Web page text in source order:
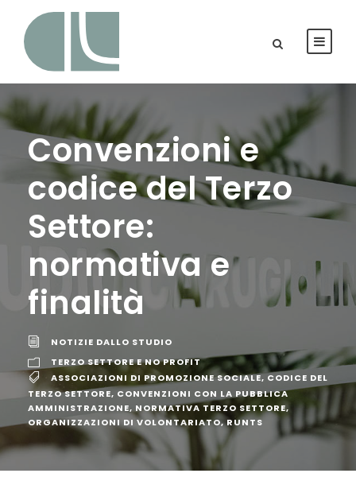
Convenzioni e
codice del Terzo
Settore:
normativa e
finalità
NOTIZIE DALLO STUDIO
TERZO SETTORE E NO PROFIT
ASSOCIAZIONI DI PROMOZIONE SOCIALE, CODICE DEL
TERZO SETTORE, CONVENZIONI CON LA PUBBLICA
AMMINISTRAZIONE, NORMATIVA TERZO SETTORE,
ORGANIZZAZIONI DI VOLONTARIATO, RUNTS